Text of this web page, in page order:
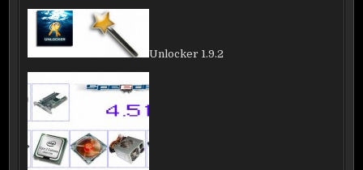
Unlocker 1.9.2